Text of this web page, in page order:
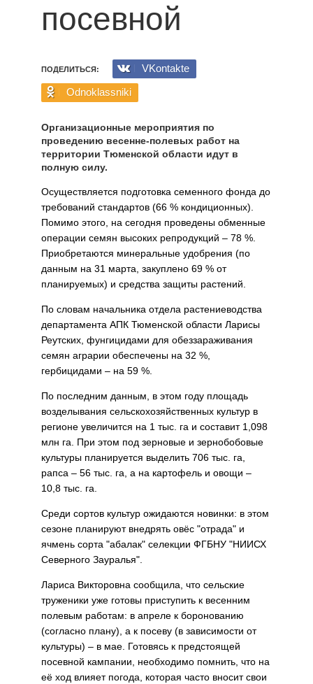
посевной
ПОДЕЛИТЬСЯ:
VKontakte
Odnoklassniki
Организационные мероприятия по
проведению ве­сенне-полевых работ на
территории Тюменской об­ласти идут в
полную силу.
Осуществляется подготовка семенного фонда до
требований стан­дартов (66 % кондиционных).
Помимо этого, на сегодня проведены обменные
операции семян высоких репродукций – 78 %.
Приобре­таются минеральные удобрения (по
данным на 31 марта, закуплено 69 % от
планируемых) и средства защиты растений.
По словам начальника отдела растениеводства
департамента АПК Тюменской области Ларисы
Реутских, фунгицидами для обеззаражи­вания
семян аграрии обеспечены на 32 %,
гербицидами – на 59 %.
По последним данным, в этом году площадь
возделывания сельско­хозяйственных культур в
регионе увеличится на 1 тыс. га и составит 1,098
млн га. При этом под зерновые и зернобобовые
культуры пла­нируется выделить 706 тыс. га,
рапса – 56 тыс. га, а на картофель и овощи –
10,8 тыс. га.
Среди сортов культур ожидаются новинки: в этом
сезоне планируют внедрять овёс "отрада" и
ячмень сорта "абалак" селекции ФГБНУ "НИИСХ
Северного Зауралья".
Лариса Викторовна сообщила, что сельские
труженики уже готовы приступить к весенним
полевым работам: в апреле к боронованию
(согласно плану), а к посеву (в зависимости от
культуры) – в мае. Готовясь к предстоящей
посевной кампании, необходимо помнить, что на
её ход влияет погода, которая часто вносит свои